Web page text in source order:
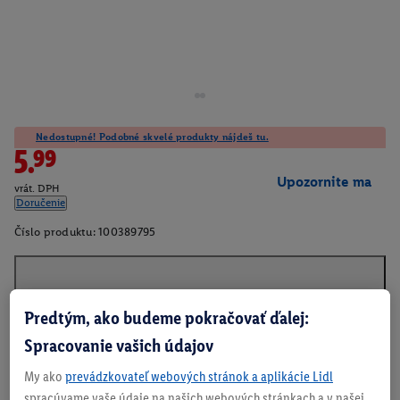
Nedostupné! Podobné skvelé produkty nájdeš tu.
5.99
vrát. DPH
Doručenie
Upozornite ma
Číslo produktu: 100389795
Predtým, ako budeme pokračovať ďalej:
Spracovanie vašich údajov
My ako prevádzkovateľ webových stránok a aplikácie Lidl